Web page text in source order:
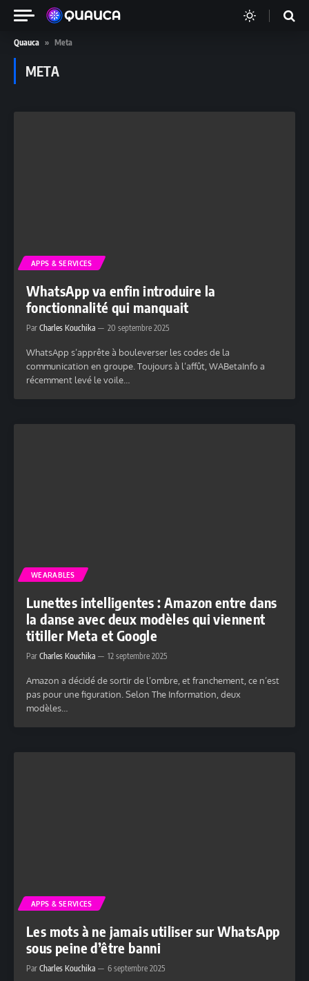
Quauca » Meta
META
APPS & SERVICES
WhatsApp va enfin introduire la
fonctionnalité qui manquait
Par Charles Kouchika 20 septembre 2025
WhatsApp s’apprête à bouleverser les codes de la
communication en groupe. Toujours à l’affût, WABetaInfo a
récemment levé le voile…
WEARABLES
Lunettes intelligentes : Amazon entre dans
la danse avec deux modèles qui viennent
titiller Meta et Google
Par Charles Kouchika 12 septembre 2025
Amazon a décidé de sortir de l’ombre, et franchement, ce n’est
pas pour une figuration. Selon The Information, deux
modèles…
APPS & SERVICES
Les mots à ne jamais utiliser sur WhatsApp
sous peine d’être banni
Par Charles Kouchika 6 septembre 2025